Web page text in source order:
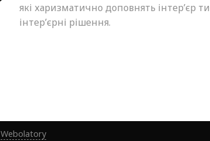
які харизматично доповнять інтер’єр
інтер’єрні рішення.
Webolatory